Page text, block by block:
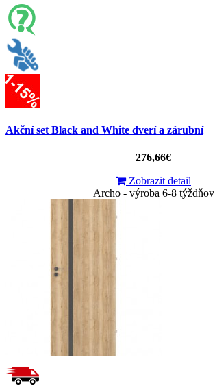
Akční set Black and White dverí a zárubní
276,66€
Zobrazit detail
Archo - výroba 6-8 týždňov